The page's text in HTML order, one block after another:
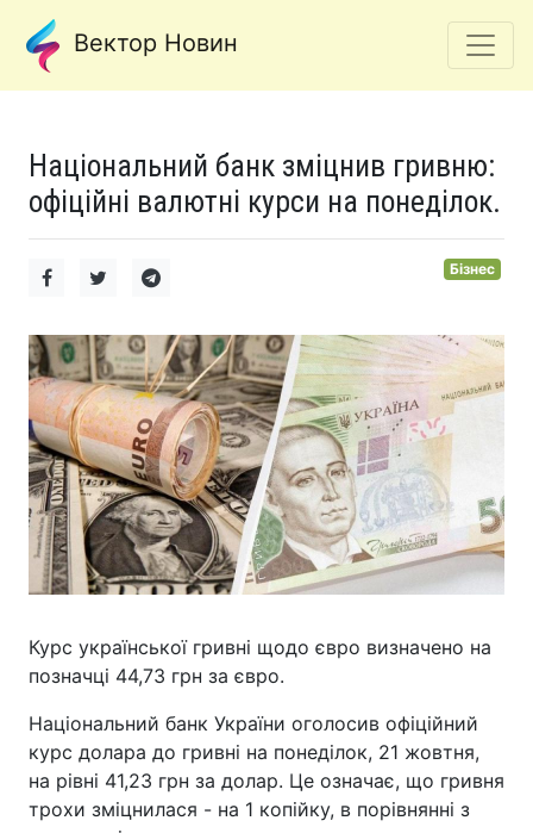
Вектор Новин
Національний банк зміцнив гривню:
офіційні валютні курси на понеділок.
Бізнес
Курс української гривні щодо євро визначено на
позначці 44,73 грн за євро.
Національний банк України оголосив офіційний
курс долара до гривні на понеділок, 21 жовтня,
на рівні 41,23 грн за долар. Це означає, що гривня
трохи зміцнилася - на 1 копійку, в порівнянні з